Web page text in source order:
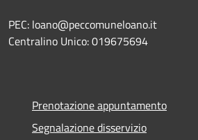
PEC: loano@peccomuneloano.it
Centralino Unico: 019675694
Prenotazione appuntamento
Segnalazione disservizio